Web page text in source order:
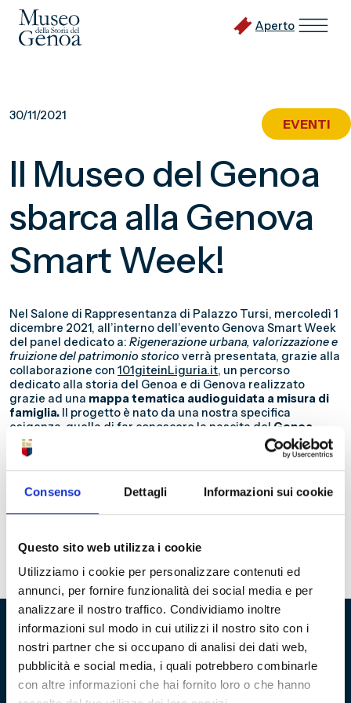
Consenso Dettagli Informazioni sui cookie
Questo sito web utilizza i cookie
Utilizziamo i cookie per personalizzare contenuti ed
annunci, per fornire funzionalità dei social media e per
analizzare il nostro traffico. Condividiamo inoltre
informazioni sul modo in cui utilizzi il nostro sito con i
nostri partner che si occupano di analisi dei dati web,
pubblicità e social media, i quali potrebbero combinarle
con altre informazioni che hai fornito loro o che hanno
Aperto
30/11/2021
EVENTI
Il Museo del Genoa
sbarca alla Genova
Smart Week!
Nel Salone di Rappresentanza di Palazzo Tursi, mercoledì 1
dicembre 2021, all’interno dell’evento Genova Smart Week
del panel dedicato a: Rigenerazione urbana, valorizzazione e
fruizione del patrimonio storico verrà presentata, grazie alla
collaborazione con 101giteinLiguria.it, un percorso
dedicato alla storia del Genoa e di Genova realizzato
grazie ad una mappa tematica audioguidata a misura di
famiglia. Il progetto è nato da una nostra specifica
esigenza, quella di far conoscere la nascita del Genoa
Cricket and Football Club
sotto una lente molto
particolare: quella della comunità inglese a Genova alla
fine dell’Ottocento. Progetto realizzato dalComitato
curati dallo Storico dell’Arte, Guida Turistica Nazionale
Abilitata per Genova e la Liguria,Matteo Scuro. Voce
seguire l’evento (in presenza o in remoto) è necessario
registrarsiqui
Fondazione Genoa 1893 ETS
Via al Porto Antico 4 | 16128 Genova